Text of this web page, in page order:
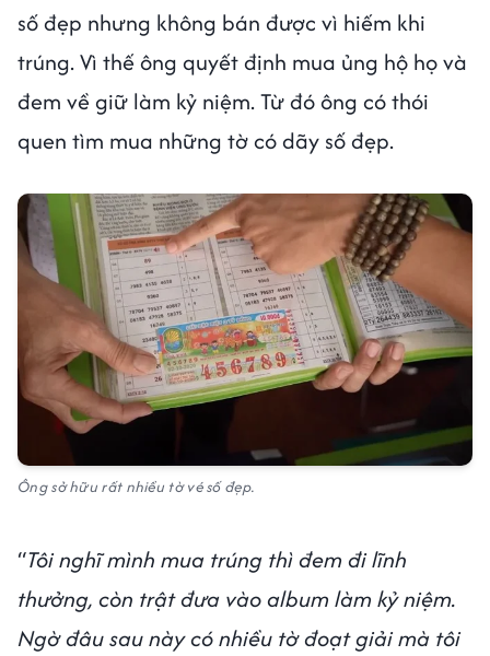
số đẹp nhưng không bán được vì hiếm khi
trúng. Vì thế ông quyết định mua ủng hộ họ và
đem về giữ làm kỷ niệm. Từ đó ông có thói
quen tìm mua những tờ có dãy số đẹp.
Ông sở hữu rất nhiều tờ vé số đẹp.
“Tôi nghĩ mình mua trúng thì đem đi lĩnh
thưởng, còn trật đưa vào album làm kỷ niệm.
Ngờ đâu sau này có nhiều tờ đoạt giải mà tôi